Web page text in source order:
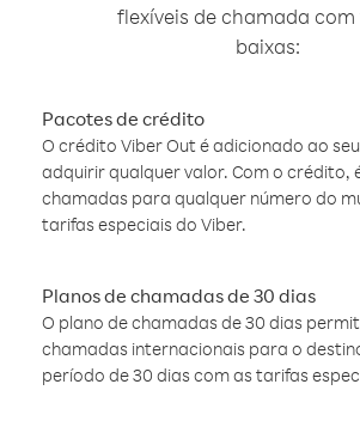
flexíveis de chamada
baixas:
Pacotes de crédito
O crédito Viber Out é adicionado ao
adquirir qualquer valor. Com o crédito,
chamadas para qualquer número do
tarifas especiais do Viber.
Planos de chamadas de 30 dias
O plano de chamadas de 30 dias
chamadas internacionais para o
período de 30 dias com as tarifas